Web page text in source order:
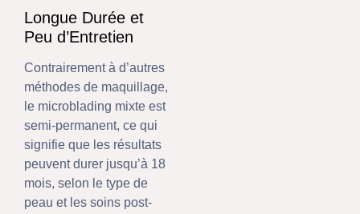
Longue Durée et
Peu d’Entretien
Contrairement à d’autres
méthodes de maquillage,
le microblading mixte est
semi-permanent, ce qui
signifie que les résultats
peuvent durer jusqu’à 18
mois, selon le type de
peau et les soins post-